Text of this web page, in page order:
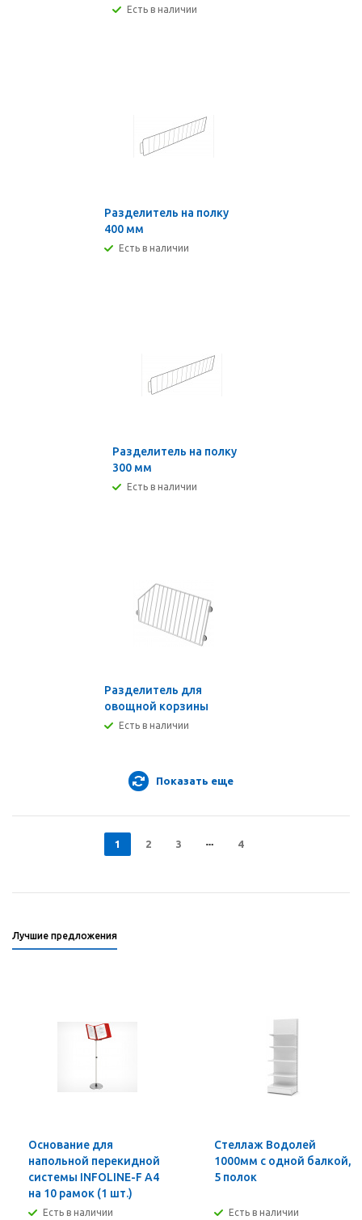
Есть в наличии
Разделитель на полку
400 мм
Есть в наличии
Разделитель на полку
300 мм
Есть в наличии
Разделитель для
овощной корзины
Есть в наличии
Показать еще
1 2 3 4
Лучшие предложения
Основание для
напольной перекидной
системы INFOLINE-F А4
на 10 рамок (1 шт.)
Есть в наличии
Стеллаж Водолей
1000мм с одной балкой,
5 полок
Есть в наличии